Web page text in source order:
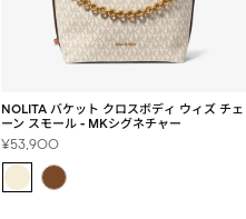
NOLITA バケット クロスボディ ウィズ チェ
ーン スモール - MKシグネチャー
セ
ー
ル
¥53,900